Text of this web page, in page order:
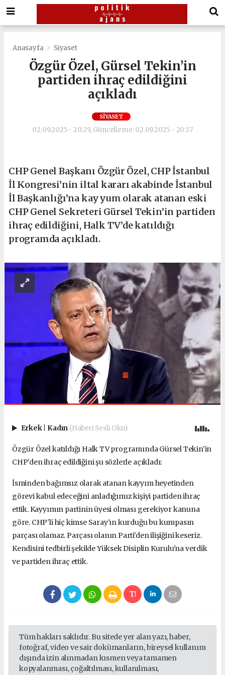
Anasayfa Siyaset
Özgür Özel, Gürsel Tekin’in
partiden ihraç edildiğini
açıkladı
SIYASET
02.09.2025 - 20:29, Güncelleme: 02.09.2025 - 20:37
CHP Genel Başkanı Özgür Özel, CHP İstanbul
İl Kongresi’nin iltal kararı akabinde İstanbul
İl Başkanlığı’na kayyum olarak atanan eski
CHP Genel Sekreteri Gürsel Tekin’in partiden
ihraç edildiğini, Halk TV’de katıldığı
programda açıkladı.
Erkek Kadın (Haberi Sesli Oku)
Özgür Özel katıldığı Halk TV programında Gürsel Tekin'in
CHP'den ihraç edildiğini şu sözlerle açıkladı:
İsminden bağımsız olarak atanan kayyım heyetinden
görevi kabul edeceğini anladığımız kişiyi partiden ihraç
ettik. Kayyımın partinin üyesi olması gerekiyor kanuna
göre. CHP'li hiç kimse Saray'ın kurduğu bu kumpasın
parçası olamaz. Parçası olanın Parti'den ilişiğini keseriz.
Kendisini tedbirli şekilde Yüksek Disiplin Kurulu'na verdik
ve partiden ihraç ettik.
Tüm hakları saklıdır. Bu sitede yer alan yazı, haber,
fotoğraf, video ve sair dokümanların, bireysel kullanım
dışında izin alınmadan kısmen veya tamamen
kopyalanması, çoğaltılması, kullanılması,